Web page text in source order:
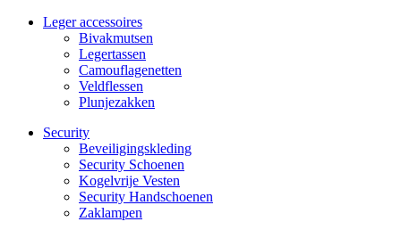
Leger accessoires
Bivakmutsen
Legertassen
Camouflage­­netten
Veldflessen
Plunjezakken
Security
Beveiligings­­kleding
Security Schoenen
Kogelvrije Vesten
Security Hand­­schoenen
Zaklampen